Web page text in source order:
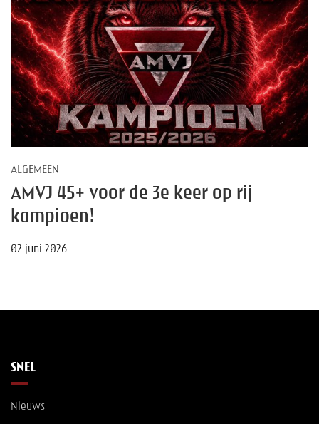
ALGEMEEN
AMVJ 45+ voor de 3e keer op rij
kampioen!
02 juni 2026
SNEL
Nieuws